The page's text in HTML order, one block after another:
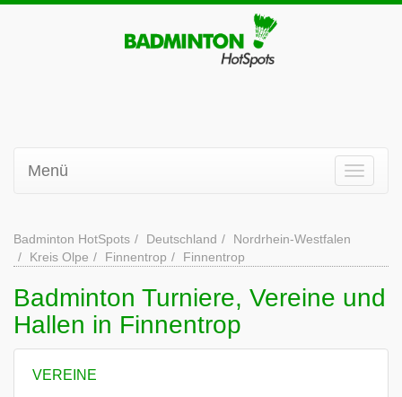
Menü
Badminton HotSpots Deutschland
Nordrhein-Westfalen
Kreis Olpe
Finnentrop Finnentrop
Badminton Turniere, Vereine und
Hallen in Finnentrop
VEREINE